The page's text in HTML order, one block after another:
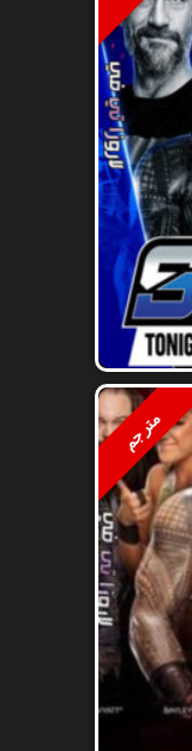
مترجم